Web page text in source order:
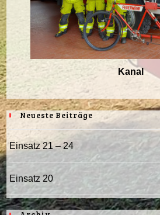
Kanal
Neueste Beiträge
Einsatz 21 – 24
Einsatz 20